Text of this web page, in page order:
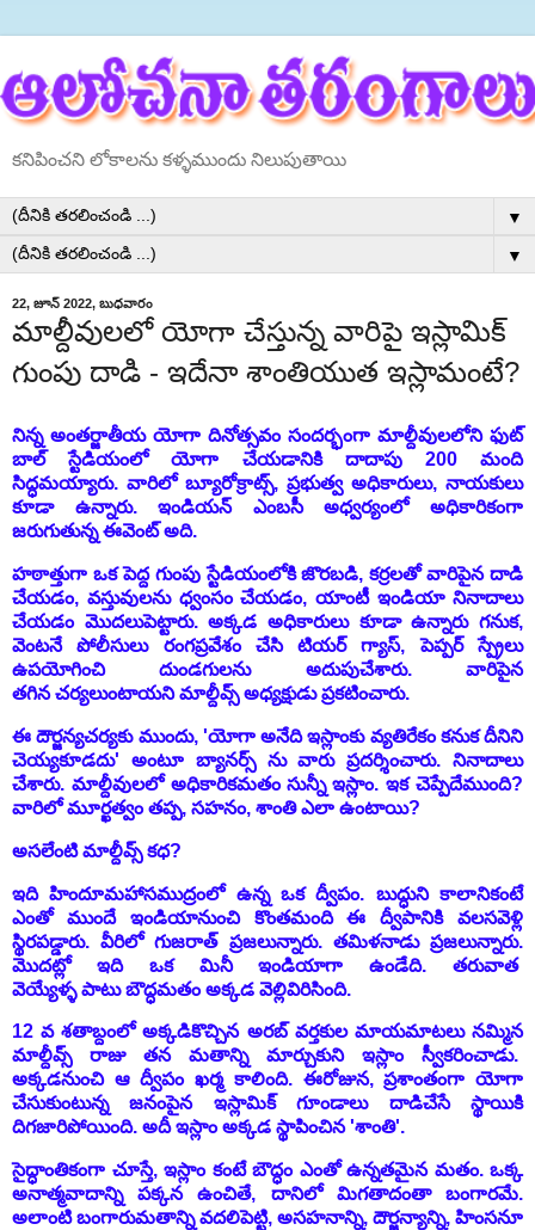
కనిపించని లోకాలను కళ్ళముందు నిలుపుతాయి
▼
▼
22, జూన్ 2022, బుధవారం
మాల్దీవులలో యోగా చేస్తున్న వారిపై ఇస్లామిక్
గుంపు దాడి - ఇదేనా శాంతియుత ఇస్లామంటే?
నిన్న అంతర్జాతీయ యోగా దినోత్సవం సందర్భంగా మాల్దీవులలోని ఫుట్
బాల్ స్టేడియంలో యోగా చేయడానికి దాదాపు 200 మంది
సిద్ధమయ్యారు. వారిలో బ్యూరోక్రాట్స్, ప్రభుత్వ అధికారులు, నాయకులు
కూడా ఉన్నారు. ఇండియన్ ఎంబసీ అధ్వర్యంలో అధికారికంగా
జరుగుతున్న ఈవెంట్అది.
హఠాత్తుగా ఒక పెద్ద గుంపు స్టేడియంలోకి జొరబడి, కర్రలతో వారిపైన దాడి
చేయడం, వస్తువులను ధ్వంసం చేయడం, యాంటీ ఇండియా నినాదాలు
చేయడం మొదలుపెట్టారు. అక్కడ అధికారులు కూడా ఉన్నారు గనుక,
వెంటనే పోలీసులు రంగప్రవేశం చేసి టియర్ గ్యాస్, పెప్పర్ స్ప్రేలు
ఉపయోగించి దుండగులను అదుపుచేశారు. వారిపైన
తగిన చర్యలుంటాయని మాల్దీవ్స్ అధ్యక్షుడు ప్రకటించారు.
ఈ దౌర్జన్యచర్యకు ముందు, 'యోగా అనేది ఇస్లాంకు వ్యతిరేకం కనుక దీనిని
చెయ్యకూడదు' అంటూ బ్యానర్స్ ను వారు ప్రదర్శించారు. నినాదాలు
చేశారు. మాల్దీవులలో అధికారికమతం సున్నీ ఇస్లాం. ఇక చెప్పేదేముంది?
వారిలో మూర్ఖత్వం తప్ప, సహనం, శాంతి ఎలా ఉంటాయి?
అసలేంటి మాల్దీవ్స్ కధ?
ఇది హిందూమహాసముద్రంలో ఉన్న ఒక ద్వీపం. బుద్ధుని కాలానికంటే
ఎంతో ముందే ఇండియానుంచి కొంతమంది ఈ ద్వీపానికి వలసవెళ్లి
స్థిరపడ్డారు. వీరిలో గుజరాత్ ప్రజలున్నారు. తమిళనాడు ప్రజలున్నారు.
మొదట్లో ఇది ఒక మినీ ఇండియాగా ఉండేది. తరువాత
వెయ్యేళ్ళ పాటు బౌద్ధమతం అక్కడ వెల్లివిరిసింది.
12 వ శతాబ్దంలో అక్కడికొచ్చిన అరబ్ వర్తకుల మాయమాటలు నమ్మిన
మాల్దీవ్స్ రాజు తన మతాన్ని మార్చుకుని ఇస్లాం స్వీకరించాడు.
అక్కడనుంచి ఆ ద్వీపం ఖర్మ కాలింది. ఈరోజున, ప్రశాంతంగా యోగా
చేసుకుంటున్న జనంపైన ఇస్లామిక్ గూండాలు దాడిచేసే స్థాయికి
దిగజారిపోయింది. అదీ ఇస్లాం అక్కడ స్థాపించిన 'శాంతి'.
సైద్ధాంతికంగా చూస్తే, ఇస్లాం కంటే బౌద్ధం ఎంతో ఉన్నతమైన మతం. ఒక్క
అనాత్మవాదాన్ని పక్కన ఉంచితే, దానిలో మిగతాదంతా బంగారమే.
అలాంటి బంగారుమతాన్ని వదలిపెట్టి, అసహనాన్ని, దౌర్జన్యాన్ని, హింసనూ